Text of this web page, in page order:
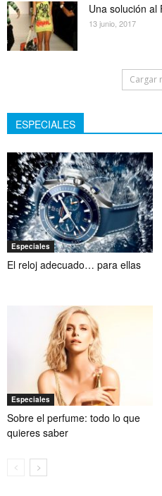
Una solución al
13 junio, 2017
Cargar
ESPECIALES
Especiales
El reloj adecuado… para ellas
Especiales
Sobre el perfume: todo lo que
quieres saber